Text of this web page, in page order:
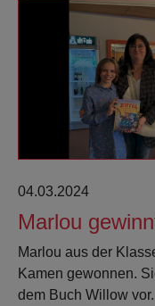
04.03.2024
Marlou
Marlou aus der
Kamen gewonnen.
dem Buch Willow